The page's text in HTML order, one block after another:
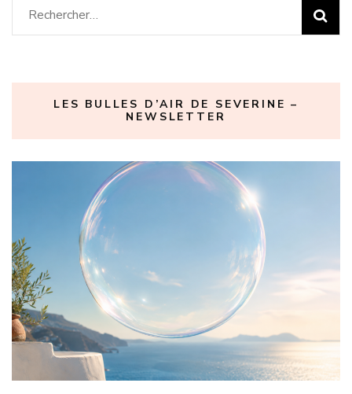
Rechercher :
LES BULLES D’AIR DE SEVERINE –
NEWSLETTER